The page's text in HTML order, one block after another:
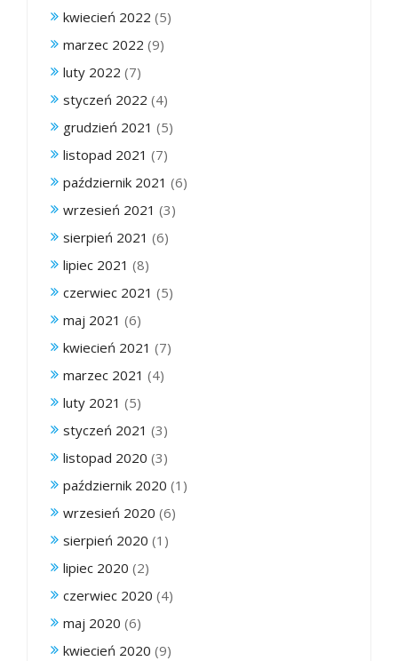
kwiecień 2022 (5)
marzec 2022 (9)
luty 2022 (7)
styczeń 2022 (4)
grudzień 2021 (5)
listopad 2021 (7)
październik 2021 (6)
wrzesień 2021 (3)
sierpień 2021 (6)
lipiec 2021 (8)
czerwiec 2021 (5)
maj 2021 (6)
kwiecień 2021 (7)
marzec 2021 (4)
luty 2021 (5)
styczeń 2021 (3)
listopad 2020 (3)
październik 2020 (1)
wrzesień 2020 (6)
sierpień 2020 (1)
lipiec 2020 (2)
czerwiec 2020 (4)
maj 2020 (6)
kwiecień 2020 (9)